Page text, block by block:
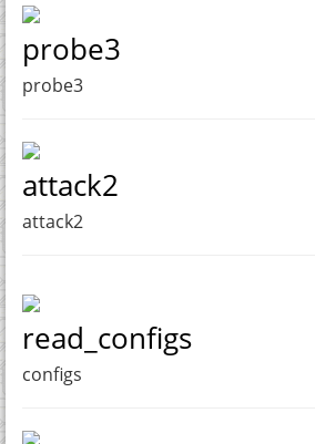
probe3
probe3
attack2
attack2
read_configs
configs